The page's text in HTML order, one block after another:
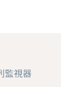
監視器